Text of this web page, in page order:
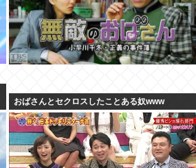
おばさんとセクロスしたことある奴www